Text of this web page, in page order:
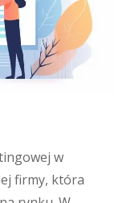
w
firmy, która